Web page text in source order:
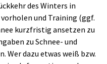
des Winters in
und Training (ggf.
kurzfristig ansetzen zu
zu Schnee- und
Wer dazu etwas weiß bzw.